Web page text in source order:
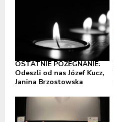
OSTATNIE POŻEGNANIE:
Odeszli od nas Józef Kucz,
Janina Brzostowska